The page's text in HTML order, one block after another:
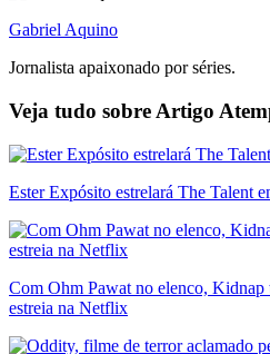
Gabriel Aquino
Jornalista apaixonado por séries.
Veja tudo sobre Artigo
Ester Expósito estrelará The Talent
Com Ohm Pawat no elenco, Kidnap
estreia na Netflix